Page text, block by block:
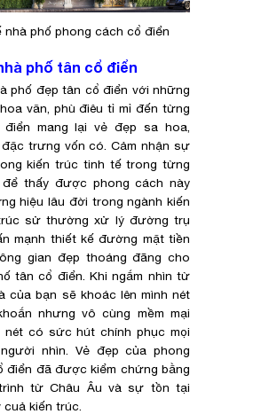
nhà phố phong cách cổ điển
phố tân cổ điển
phố đẹp tân cổ điển với những
văn, phù điêu tỉ mỉ đến từng
mang lại vẻ đẹp sa hoa,
trưng vốn có. Cảm nhận sự
kiến trúc tinh tế trong từng
thấy được phong cách này
hiệu lâu đời trong ngành kiến
sử thường xử lý đường trụ
mạnh thiết kế đường mặt tiền
gian đẹp thoáng đãng cho
tân cổ điển. Khi ngắm nhìn từ
của bạn sẽ khoác lên mình nét
nhưng vô cùng mềm mại
có sức hút chính phục mọi
nhìn. Vẻ đẹp của phong
điển đã được kiểm chứng bằng
từ Châu Âu và sự tồn tại
kiến trúc.